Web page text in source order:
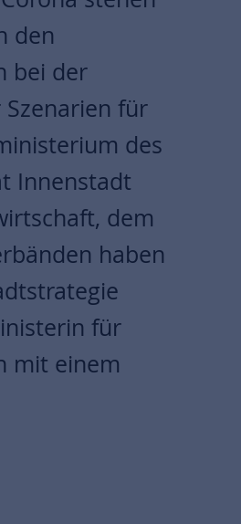
den
bei der
für
des
Innenstadt
dem
haben
für
mit einem